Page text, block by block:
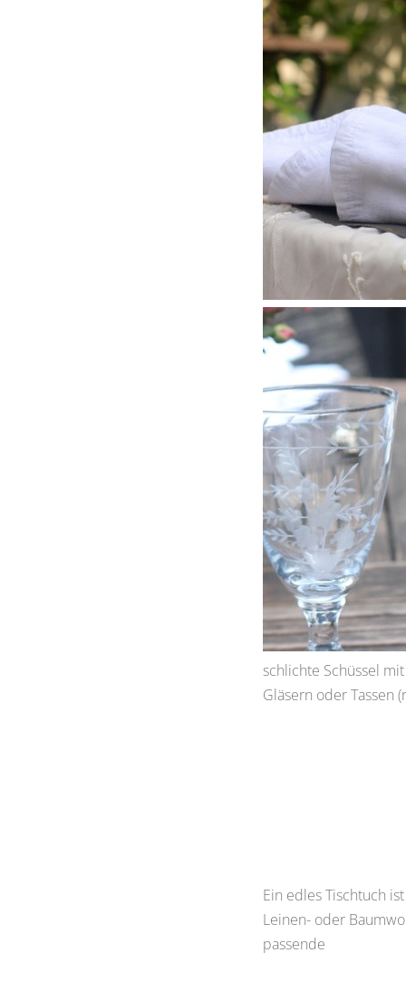
schlichte Schüssel
Gläsern oder Tassen
Ein edles Tischtuch
Leinen- oder
passende